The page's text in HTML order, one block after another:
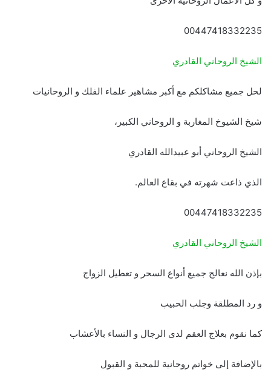
00447418332235
الشيخ الروحاني القادري
لحل جميع مشاكلكم مع أكبر مشاهير علماء الفلك و الروحانيات
شيخ الشيوخ المغاربة و الروحاني الكبير،
الشيخ الروحاني أبو عبيدالله القادري
الذي ذاعت شهرته في بقاع العالم.
00447418332235
الشيخ الروحاني القادري
بإذن الله نعالج جميع أنواع السحر و تعطيل الزواج
و رد المطلقة وجلب الحبيب
كما نقوم بعلاج العقم لدى الرجال و النساء بالأعشاب
بالإضافة إلى خواتم روحانية للمحبة و القبول